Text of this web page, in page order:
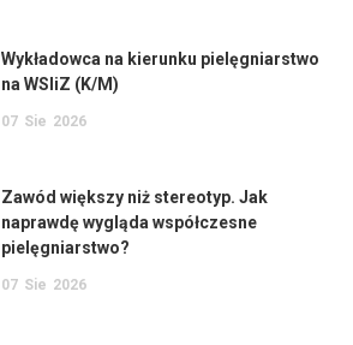
Wykładowca na kierunku pielęgniarstwo
na WSIiZ (K/M)
07 Sie 2026
Zawód większy niż stereotyp. Jak
naprawdę wygląda współczesne
pielęgniarstwo?
07 Sie 2026